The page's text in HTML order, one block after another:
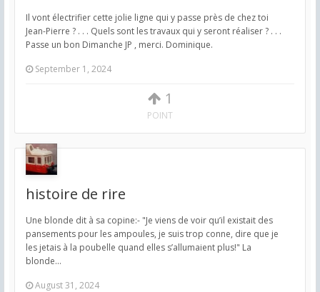
1
POINT
Il vont électrifier cette jolie ligne qui y passe près de chez toi
Jean-Pierre ? . . . Quels sont les travaux qui y seront réaliser ? . . .
Passe un bon Dimanche JP , merci. Dominique.
September 1, 2024
histoire de rire
Une blonde dit à sa copine:- "Je viens de voir qu’il existait des
pansements pour les ampoules, je suis trop conne, dire que je
les jetais à la poubelle quand elles s’allumaient plus!" La
blonde...
August 31, 2024